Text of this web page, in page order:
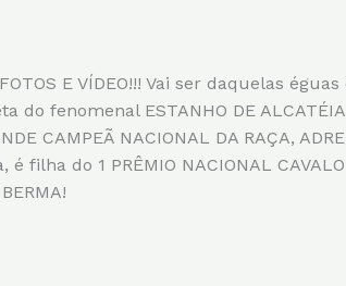
E VÍDEO!!! Vai ser daquelas éguas
do fenomenal ESTANHO DE
CAMPEÃ NACIONAL DA RAÇA,
do 1 PRÊMIO NACIONAL CAVALO